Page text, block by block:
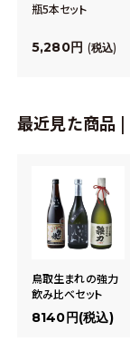
瓶5本セット
5,280 税込
最近見た商品 |
鳥取生まれの強力
飲み比べセット
8140円(税込)